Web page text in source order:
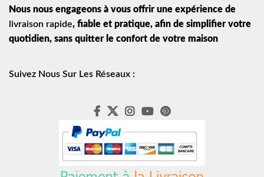
Nous nous engageons à vous offrir une expérience de
livraison rapide, fiable et pratique, afin de simplifier votre
quotidien, sans quitter le confort de votre maison
Suivez Nous Sur Les Réseaux :